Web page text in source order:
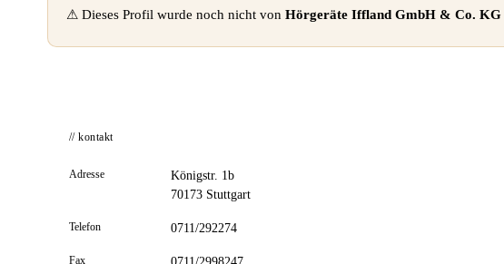
⚠ Dieses Profil wurde noch nicht von Hörgeräte Iffland GmbH & Co. KG
// kontakt
Adresse
Königstr. 1b
70173 Stuttgart
Telefon 0711/292274
Fax